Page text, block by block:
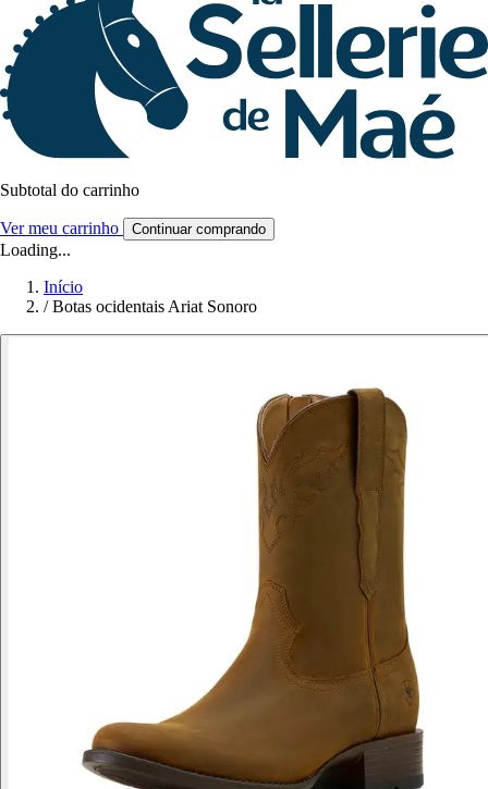
Subtotal do carrinho
Ver meu carrinho Continuar comprando
Loading...
Início
/ Botas ocidentais Ariat Sonoro